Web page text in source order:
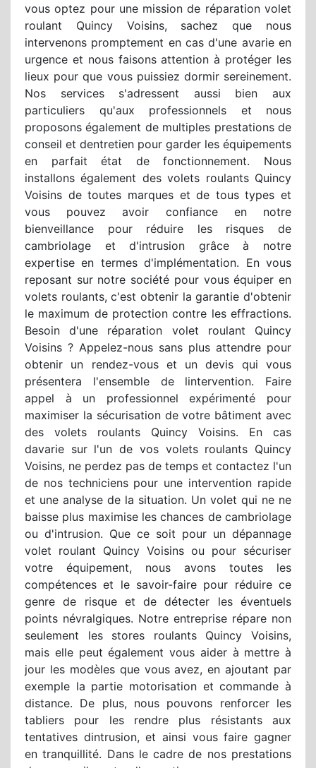
vous optez pour une mission de réparation volet
roulant Quincy Voisins, sachez que nous
intervenons promptement en cas d'une avarie en
urgence et nous faisons attention à protéger les
lieux pour que vous puissiez dormir sereinement.
Nos services s'adressent aussi bien aux
particuliers qu'aux professionnels et nous
proposons également de multiples prestations de
conseil et dentretien pour garder les équipements
en parfait état de fonctionnement. Nous
installons également des volets roulants Quincy
Voisins de toutes marques et de tous types et
vous pouvez avoir confiance en notre
bienveillance pour réduire les risques de
cambriolage et d'intrusion grâce à notre
expertise en termes d'implémentation. En vous
reposant sur notre société pour vous équiper en
volets roulants, c'est obtenir la garantie d'obtenir
le maximum de protection contre les effractions.
Besoin d'une réparation volet roulant Quincy
Voisins ? Appelez-nous sans plus attendre pour
obtenir un rendez-vous et un devis qui vous
présentera l'ensemble de lintervention. Faire
appel à un professionnel expérimenté pour
maximiser la sécurisation de votre bâtiment avec
des volets roulants Quincy Voisins. En cas
davarie sur l'un de vos volets roulants Quincy
Voisins, ne perdez pas de temps et contactez l'un
de nos techniciens pour une intervention rapide
et une analyse de la situation. Un volet qui ne ne
baisse plus maximise les chances de cambriolage
ou d'intrusion. Que ce soit pour un dépannage
volet roulant Quincy Voisins ou pour sécuriser
votre équipement, nous avons toutes les
compétences et le savoir-faire pour réduire ce
genre de risque et de détecter les éventuels
points névralgiques. Notre entreprise répare non
seulement les stores roulants Quincy Voisins,
mais elle peut également vous aider à mettre à
jour les modèles que vous avez, en ajoutant par
exemple la partie motorisation et commande à
distance. De plus, nous pouvons renforcer les
tabliers pour les rendre plus résistants aux
tentatives dintrusion, et ainsi vous faire gagner
en tranquillité. Dans le cadre de nos prestations